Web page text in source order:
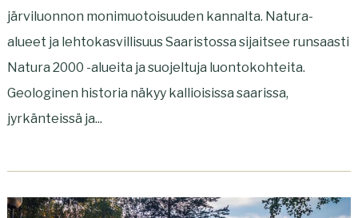
järviluonnon monimuotoisuuden kannalta. Natura-
alueet ja lehtokasvillisuus Saaristossa sijaitsee runsaasti
Natura 2000 -alueita ja suojeltuja luontokohteita.
Geologinen historia näkyy kallioisissa saarissa,
jyrkänteissä ja...